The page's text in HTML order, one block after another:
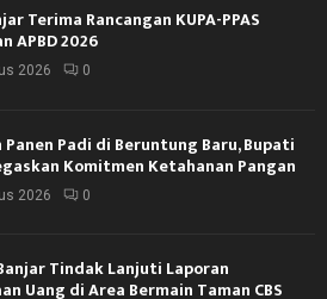
Terima Rancangan KUPA-PPAS
APBD 2026
2026 0
Panen Padi di Beruntung Baru, Bupati
Komitmen Ketahanan Pangan
2026 0
Tindak Lanjuti Laporan
Uang di Area Bermain Taman CBS